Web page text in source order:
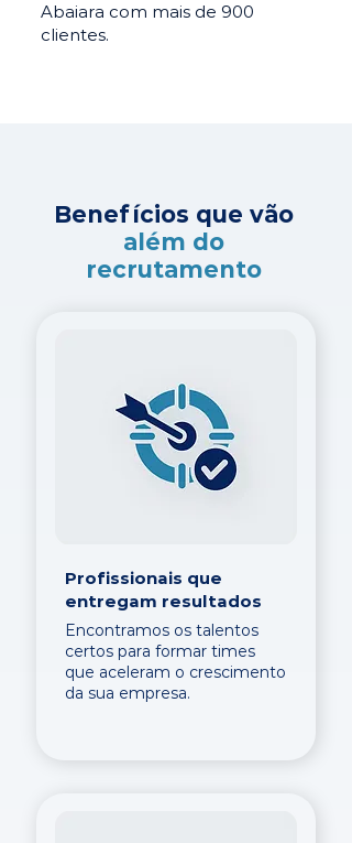
Abaiara com mais de 900
clientes.
Benefícios que vão
além do
recrutamento
Profissionais que
entregam resultados
Encontramos os talentos
certos para formar times
que aceleram o crescimento
da sua empresa.